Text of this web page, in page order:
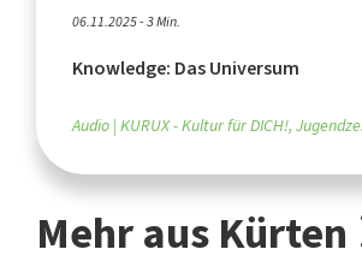
06.11.2025 - 3 Min.
Knowledge: Das Universum
Audio KURUX - Kultur für DICH!,
Mehr aus Kürten